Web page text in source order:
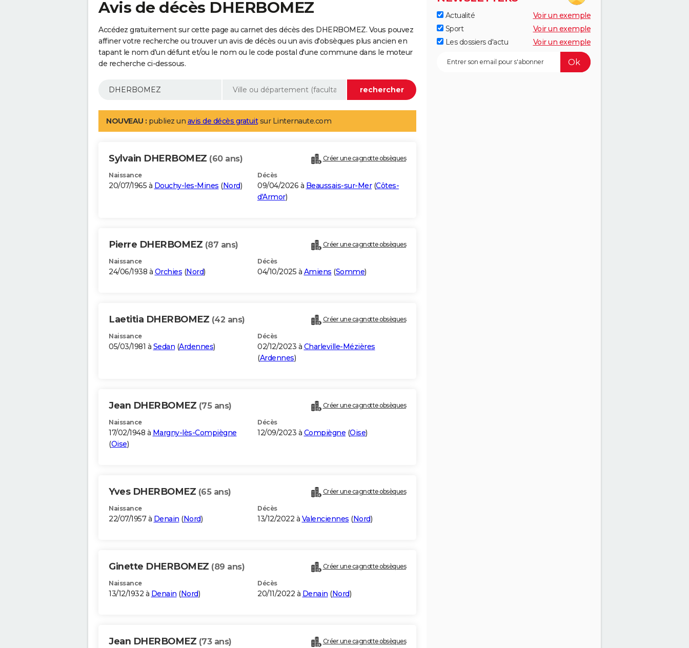
Avis de décès DHERBOMEZ
Accédez gratuitement sur cette page au carnet des décès des DHERBOMEZ. Vous pouvez
affiner votre recherche ou trouver un avis de décès ou un avis d'obsèques plus ancien en
tapant le nom d'un défunt et/ou le nom ou le code postal d'une commune dans le moteur
de recherche ci-dessous.
NOUVEAU : publiez un avis de décès gratuitsur Linternaute.com
Sylvain DHERBOMEZ (60 ans) Créer une cagnotte obsèques
Naissance
20/07/1965 à Douchy-les-Mines (Nord)
Décès
09/04/2026 à Beaussais-sur-Mer(Côtes-
d'Armor)
Pierre DHERBOMEZ (87 ans) Créer une cagnotte obsèques
Naissance
24/06/1938 à Orchies (Nord)
Décès
04/10/2025 à Amiens (Somme)
Laetitia DHERBOMEZ (42 ans) Créer une cagnotte obsèques
Naissance
05/03/1981 à Sedan (Ardennes)
Décès
02/12/2023 à Charleville-Mézières
(Ardennes)
Jean DHERBOMEZ (75 ans) Créer une cagnotte obsèques
Naissance
17/02/1948 à Margny-lès-Compiègne
(Oise)
Décès
12/09/2023 à Compiègne (Oise)
Yves DHERBOMEZ (65 ans) Créer une cagnotte obsèques
Naissance
22/07/1957 à Denain (Nord)
Décès
13/12/2022 à Valenciennes (Nord)
Ginette DHERBOMEZ (89 ans) Créer une cagnotte obsèques
Naissance
13/12/1932 à Denain (Nord)
Décès
20/11/2022 à Denain (Nord)
Jean DHERBOMEZ (73 ans) Créer une cagnotte obsèques
Actualité
Voir un exemple
Sport
Voir un exemple
Les dossiers d'actu
Voir un exemple